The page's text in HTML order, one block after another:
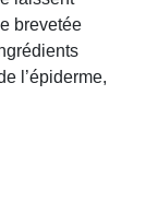
brevetée
l’épiderme,